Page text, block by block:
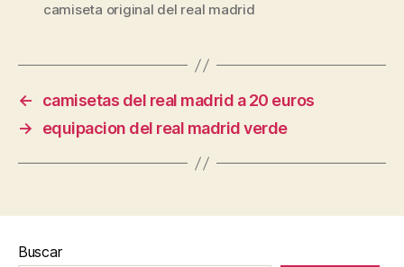
camiseta original del real madrid
←
camisetas del real madrid a 20 euros
→
equipacion del real madrid verde
Buscar